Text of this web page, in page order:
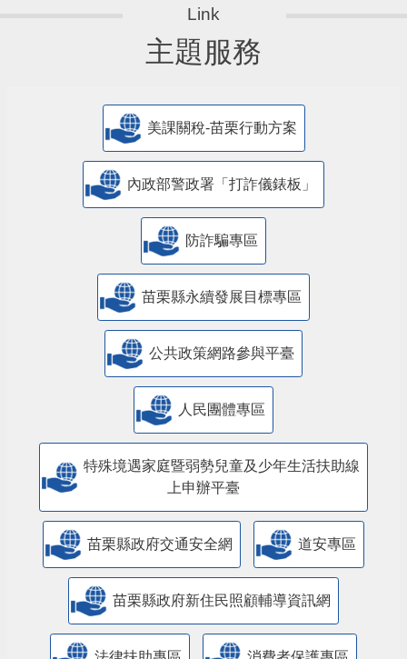
主題服務
美課關稅-苗栗行動方案
內政部警政署「打詐儀錶板」
防詐騙專區
苗栗縣永續發展目標專區
公共政策網路參與平臺
人民團體專區
特殊境遇家庭暨弱勢兒童及少年生活扶助線
上申辦平臺
苗栗縣政府交通安全網 道安專區
苗栗縣政府新住民照顧輔導資訊網